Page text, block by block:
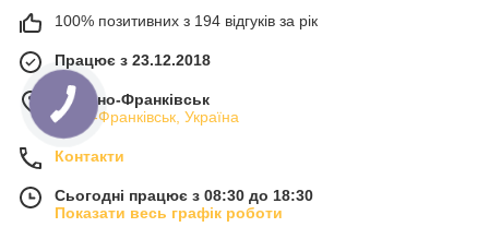
100% позитивних з 194 відгуків за рік
Працює з 23.12.2018
м. Івано-Франківськ
Івано-Франківськ, Україна
Контакти
Сьогодні працює з 08:30 до 18:30
Показати весь графік роботи